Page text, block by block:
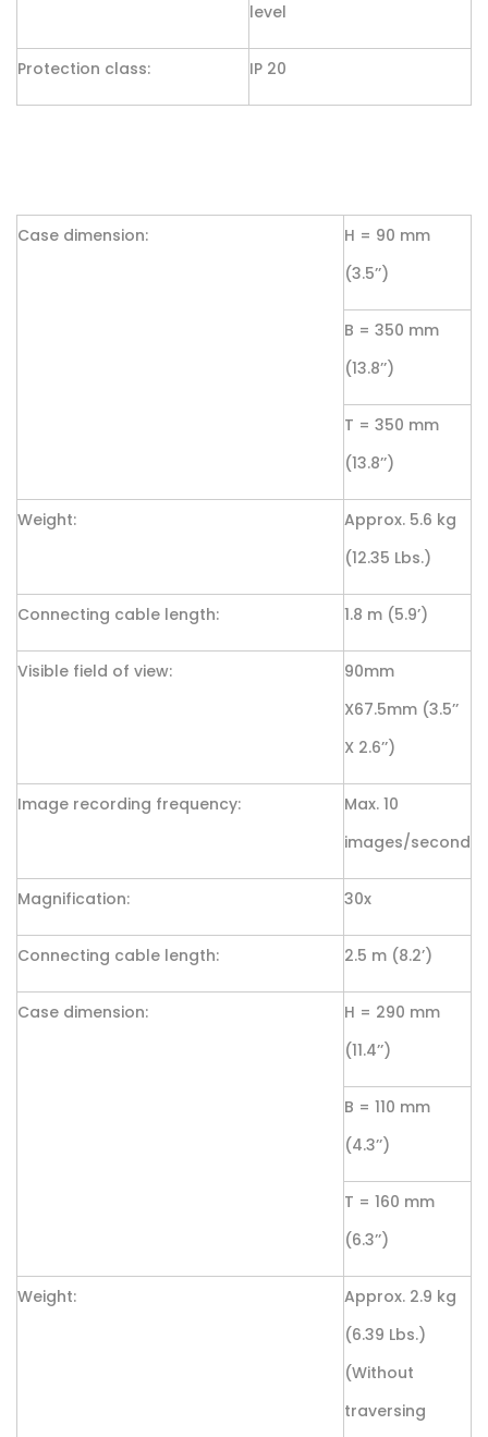
level
Protection class: IP 20
Case dimension:
H = 90 mm
(3.5’’)
B = 350 mm
(13.8’’)
T = 350 mm
(13.8’’)
Weight:
Approx. 5.6 kg
(12.35 Lbs.)
Connecting cable length: 1.8 m (5.9’)
Visible field of view:
90mm
X67.5mm (3.5’’
X 2.6’’)
Image recording frequency:
Max. 10
images/second
Magnification: 30x
Connecting cable length: 2.5 m (8.2’)
Case dimension:
H = 290 mm
(11.4’’)
B = 110 mm
(4.3’’)
T = 160 mm
(6.3’’)
Weight:
Approx. 2.9 kg
(6.39 Lbs.)
(Without
traversing